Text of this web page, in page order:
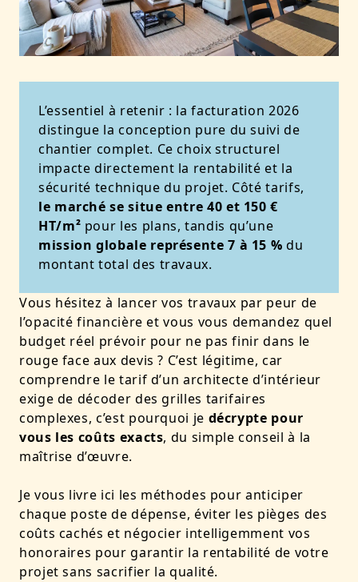
L’essentiel à retenir : la facturation 2026
distingue la conception pure du suivi de
chantier complet. Ce choix structurel
impacte directement la rentabilité et la
sécurité technique du projet. Côté tarifs,
le marché se situe entre 40 et 150 €
HT/m² pour les plans, tandis qu’une
mission globale représente 7 à 15 % du
montant total des travaux.
Vous hésitez à lancer vos travaux par peur de
l’opacité financière et vous vous demandez quel
budget réel prévoir pour ne pas finir dans le
rouge face aux devis ? C’est légitime, car
comprendre le tarif d’un architecte d’intérieur
exige de décoder des grilles tarifaires
complexes, c’est pourquoi je décrypte pour
vous les coûts exacts, du simple conseil à la
maîtrise d’œuvre.
Je vous livre ici les méthodes pour anticiper
chaque poste de dépense, éviter les pièges des
coûts cachés et négocier intelligemment vos
honoraires pour garantir la rentabilité de votre
projet sans sacrifier la qualité.